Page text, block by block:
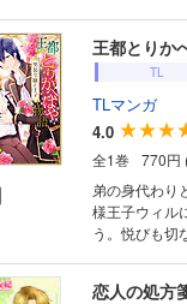
されて… 『愛
師に酔った
お隣の双子と
里友紀）ず
う♪ 『キミじ
生のアイツ。
（北マトセ）
して…!! カバ
他コンテンツ
王都とりか
TL
TLマンガ
4.0
全1巻
770円
弟の身代わり
様王子ウィル
う。悦びも切
恋人の処方